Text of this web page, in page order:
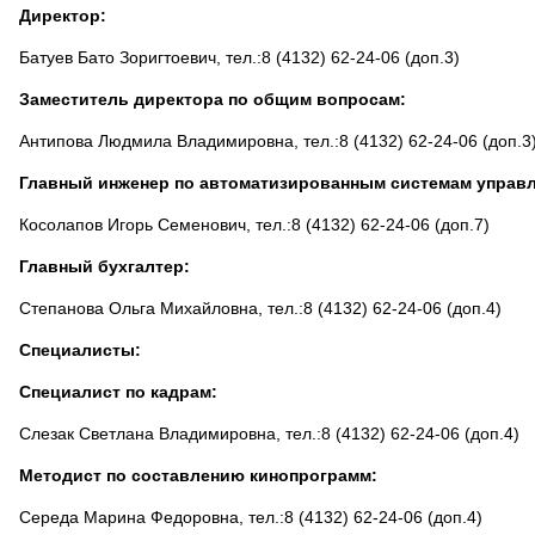
Директор:
Батуев Бато Зоригтоевич, тел.:8 (4132) 62-24-06 (доп.3)
Заместитель директора по общим вопросам:
Антипова Людмила Владимировна, тел.:8 (4132) 62-24-06 (доп.3)
Главный инженер по автоматизированным системам
Косолапов Игорь Семенович, тел.:8 (4132) 62-24-06 (доп.7)
Главный бухгалтер:
Степанова Ольга Михайловна, тел.:8 (4132) 62-24-06 (доп.4)
Специалисты:
Специалист по кадрам:
Слезак Светлана Владимировна, тел.:8 (4132) 62-24-06 (доп.4)
Методист по составлению кинопрограмм:
Середа Марина Федоровна, тел.:8 (4132) 62-24-06 (доп.4)